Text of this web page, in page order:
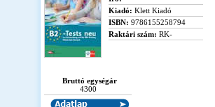
Kiadó: Klett Kiadó
ISBN: 9786155258794
Raktári szám: RK-
Bruttó egységár
4300